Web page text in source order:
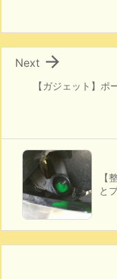
【ガジェット】ポ

Next
【
と